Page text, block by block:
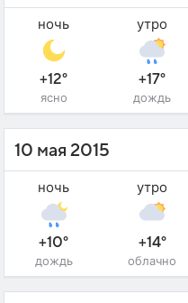
ночь
+12°
ясно
утро
+17°
дождь
10 мая 2015
ночь
+10°
дождь
утро
+14°
облачно